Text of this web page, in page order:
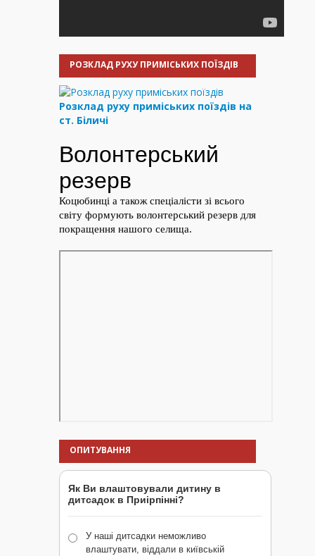
РОЗКЛАД РУХУ ПРИМІСЬКИХ ПОЇЗДІВ
Розклад руху приміських поїздів на
ст. Біличі
ОПИТУВАННЯ
Як Ви влаштовували дитину в
дитсадок в Приірпінні?
У наші дитсадки неможливо
влаштувати, віддали в київській